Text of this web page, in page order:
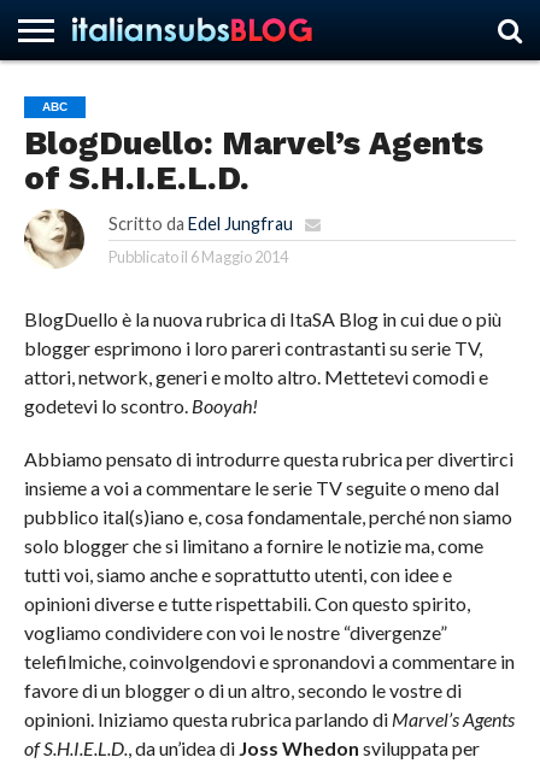
HOME
NEWS
ASCOLTI
RECENSIONI
INTERVISTE
CURIOSITÀ
CHI
SIAMO
CONTATTACI
FORUM
ITALIANSUBS
ABC
BlogDuello: Marvel’s Agents
of S.H.I.E.L.D.
Scritto da Edel Jungfrau
Pubblicato il 6 Maggio 2014
BlogDuello è la nuova rubrica di ItaSA Blog in cui due o più
blogger esprimono i loro pareri contrastanti su serie TV,
attori, network, generi e molto altro. Mettetevi comodi e
godetevi lo scontro. Booyah!
Abbiamo pensato di introdurre questa rubrica per divertirci
insieme a voi a commentare le serie TV seguite o meno dal
pubblico ital(s)iano e, cosa fondamentale, perché non siamo
solo blogger che si limitano a fornire le notizie ma, come
tutti voi, siamo anche e soprattutto utenti, con idee e
opinioni diverse e tutte rispettabili. Con questo spirito,
vogliamo condividere con voi le nostre “divergenze”
telefilmiche, coinvolgendovi e spronandovi a commentare in
favore di un blogger o di un altro, secondo le vostre di
opinioni. Iniziamo questa rubrica parlando di Marvel’s Agents
of S.H.I.E.L.D., da un’idea di Joss Whedon sviluppata per